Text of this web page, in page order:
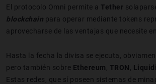
El protocolo Omni permite a Tether
blockchain para operar mediante tokens
aprovecharse de las ventajas que necesite
Hasta la fecha la divisa se ejecuta,
pero también sobre Ethereum TRON
Estas redes, que sí poseen sistemas de